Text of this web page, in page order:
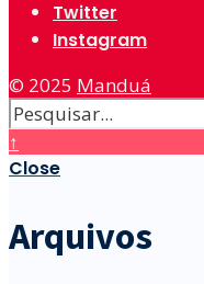
Twitter
Instagram
© 2025 Manduá
↑
Close
Arquivos